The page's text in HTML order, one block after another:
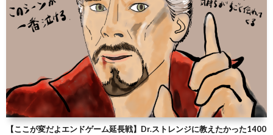
【ここが変だよエンドゲーム延長戦】Dr.ストレンジに教えたかった1400